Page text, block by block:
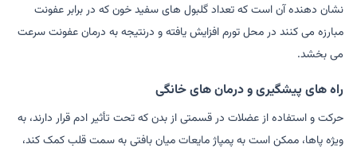
نشان دهنده آن است که تعداد گلبول های سفید خون که در برابر عفونت
مبارزه می کنند در محل تورم افزایش یافته و درنتیجه به درمان عفونت سرعت
می بخشد.
راه های پیشگیری و درمان های خانگی
حرکت و استفاده از عضلات در قسمتی از بدن که تحت تأثیر ادم قرار دارند، به
ویژه پاها، ممکن است به پمپاژ مایعات میان بافتی به سمت قلب کمک کند،